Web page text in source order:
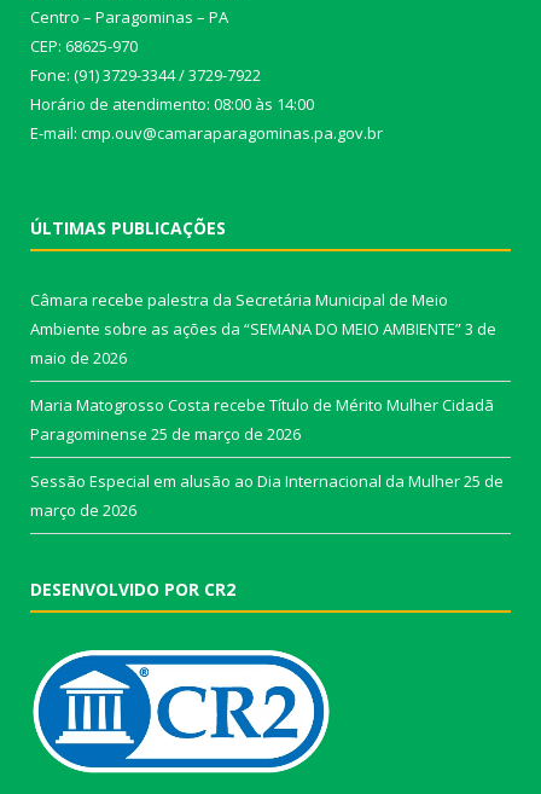
Centro – Paragominas – PA
CEP: 68625-970
Fone: (91) 3729-3344 / 3729-7922
Horário de atendimento: 08:00 às 14:00
E-mail: cmp.ouv@camaraparagominas.pa.gov.br
ÚLTIMAS PUBLICAÇÕES
Câmara recebe palestra da Secretária Municipal de Meio
Ambiente sobre as ações da “SEMANA DO MEIO AMBIENTE”3 de
maio de 2026
Maria Matogrosso Costa recebe Título de Mérito Mulher Cidadã
Paragominense 25 de março de 2026
Sessão Especial em alusão ao Dia Internacional da Mulher25 de
março de 2026
DESENVOLVIDO POR CR2